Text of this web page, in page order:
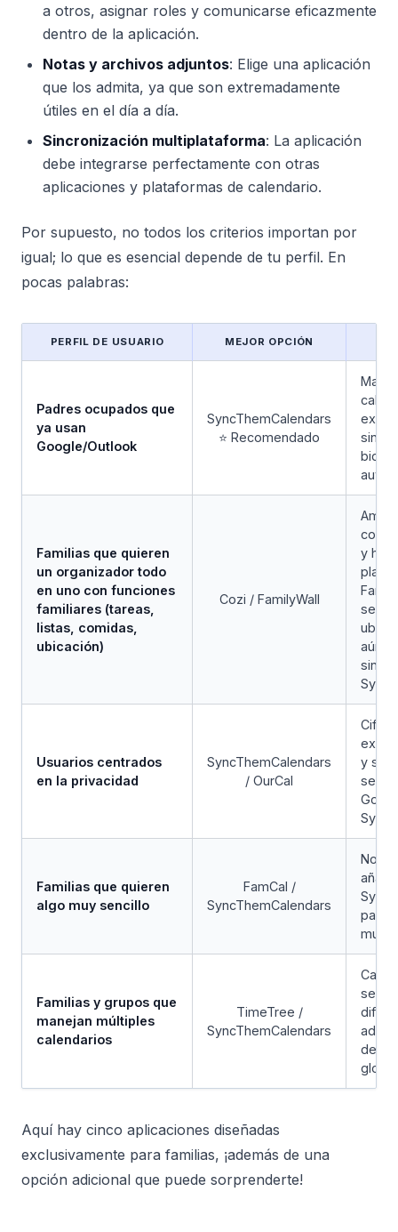
a otros, asignar roles y comunicarse eficazmente
dentro de la aplicación.
Notas y archivos adjuntos: Elige una aplicación
que los admita, ya que son extremadamente
útiles en el día a día.
Sincronización multiplataforma: La aplicación
debe integrarse perfectamente con otras
aplicaciones y plataformas de calendario.
Por supuesto, no todos los criterios importan por
igual; lo que es esencial depende de tu perfil. En
pocas palabras:
PERFIL DE USUARIO MEJOR OPCIÓN
Padres ocupados que
ya usan
Google/Outlook
SyncThemCalendars
⭐ Recomendado
Familias que quieren
un organizador todo
en uno con funciones
familiares (tareas,
listas, comidas,
ubicación)
Cozi / FamilyWall
y
aún
Usuarios centrados
en la privacidad
SyncThemCalendars
/ OurCal
y
Familias que quieren
algo muy sencillo
FamCal /
SyncThemCalendars
No
añade
para
Familias y grupos que
manejan múltiples
calendarios
TimeTree /
SyncThemCalendars
de
global
Aquí hay cinco aplicaciones diseñadas
exclusivamente para familias, ¡además de una
opción adicional que puede sorprenderte!